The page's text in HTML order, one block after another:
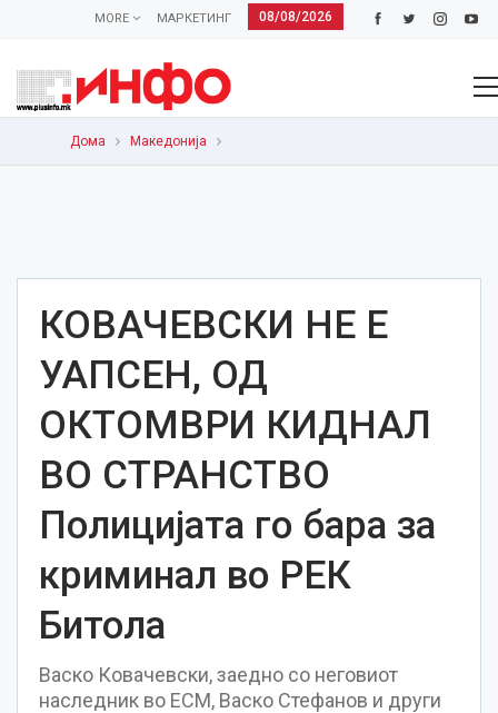
08/08/2026
МАРКЕТИНГ
MORE
Дома Македонија
КОВАЧЕВСКИ НЕ Е
УАПСЕН, ОД
ОКТОМВРИ КИДНАЛ
ВО СТРАНСТВО
Полицијата го бара за
криминал во РЕК
Битола
Васко Ковачевски, заедно со неговиот
наследник во ЕСМ, Васко Стефанов и други